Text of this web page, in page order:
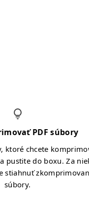
PDF súbory
ktoré chcete
pustite do boxu. Za
stiahnuť
súbory.